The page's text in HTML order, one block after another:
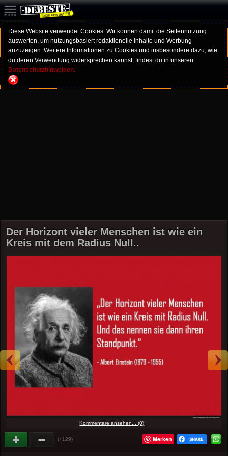
Diese Website verwendet Cookies. Wir können damit die Seitennutzung
auswerten, um nutzungsbasiert redaktionelle Inhalte und Werbung
anzuzeigen. Weitere Informationen zu Cookies und insbesondere dazu, wie
du deren Verwendung widersprechen kannst, findest du in unseren
Datenschutzhinweisen.
Der Horizont vieler Menschen ist wie ein
Kreis mit dem Radius Null..
Kommentare ansehen... (0)
(+129) Merken